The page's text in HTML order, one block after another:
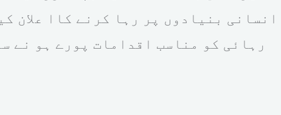
انسانی بنیادوں پر رہا کرنے کاا علان
رہائی کو مناسب اقدامات پورے ہو نے